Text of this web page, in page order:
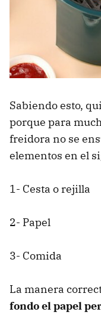
Sabiendo esto,
porque para
freidora no se
elementos en el
1- Cesta o rejilla
2- Papel
3- Comida
La manera
fondo el papel